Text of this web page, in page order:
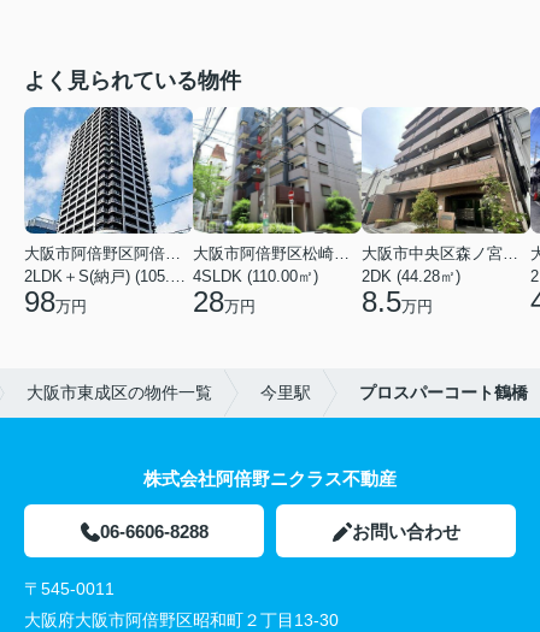
よく見られている物件
大阪市阿倍野区阿倍野筋１丁目
2LDK＋S(納戸) (105.43㎡)
98万円
大阪市阿倍野区松崎町３丁目
4SLDK (110.00㎡)
28万円
大阪市中央区森ノ宮中央１丁目
2DK (44.28㎡)
8.5万円
大阪市東成区の物件一覧 今里駅 プロスパーコート鶴橋
株式会社阿倍野ニクラス不動産
06-6606-8288 お問い合わせ
〒545-0011
大阪府大阪市阿倍野区昭和町２丁目13-30